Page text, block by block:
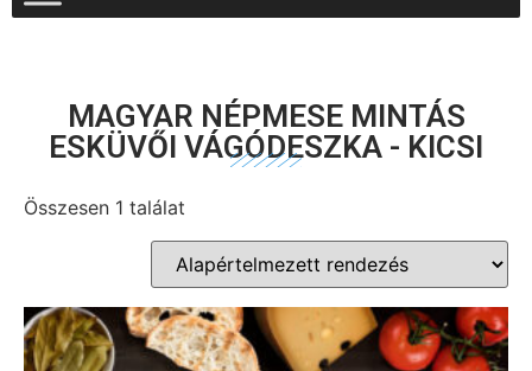
MAGYAR NÉPMESE MINTÁS
ESKÜVŐI VÁGÓDESZKA - KICSI
Összesen 1 találat